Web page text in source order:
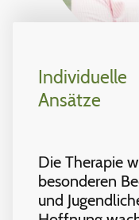
Individuelle
Ansätze
Die Therapie
besonderen
und